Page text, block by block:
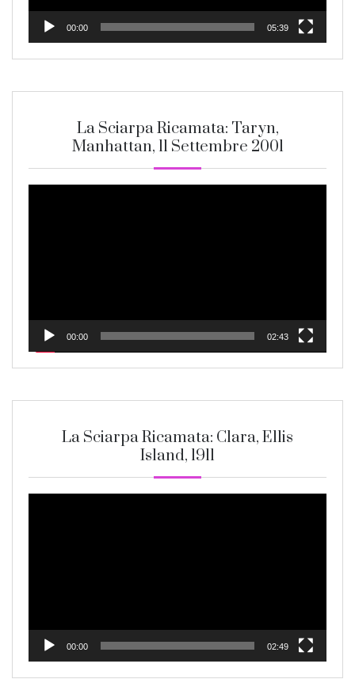
00:00 05:39
La Sciarpa Ricamata: Taryn,
Manhattan, 11 Settembre 2001
00:00 02:43
La Sciarpa Ricamata: Clara, Ellis
Island, 1911
00:00 02:49